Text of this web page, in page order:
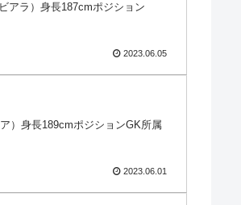
アラ）身長187cmポジション
2023.06.05
）身長189cmポジションGK所属
2023.06.01